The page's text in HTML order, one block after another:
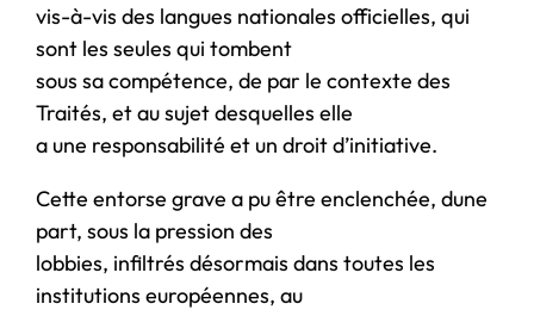
vis-à-vis des langues nationales officielles, qui
sont les seules qui tombent
sous sa compétence, de par le contexte des
Traités, et au sujet desquelles elle
a une responsabilité et un droit d’initiative.
Cette entorse grave a pu être enclenchée, dune
part, sous la pression des
lobbies, infiltrés désormais dans toutes les
institutions européennes, au